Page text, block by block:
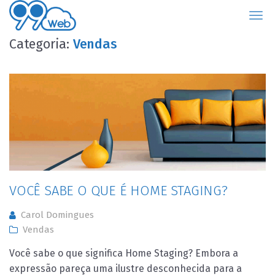
Categoria: Vendas
VOCÊ SABE O QUE É HOME STAGING?
Carol Domingues
Vendas
Você sabe o que significa Home Staging? Embora a
expressão pareça uma ilustre desconhecida para a